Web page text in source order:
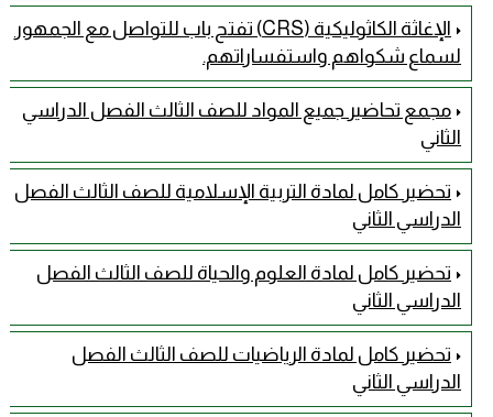
الإغاثة الكاثوليكية (CRS) تفتح باب للتواصل مع الجمهور
لسماع شكواهم واستفساراتهم.
مجمع تحاضير جميع المواد للصف الثالث الفصل الدراسي
الثاني
تحضير كامل لمادة التربية الإسلامية للصف الثالث الفصل
الدراسي الثاني
تحضير كامل لمادة العلوم والحياة للصف الثالث الفصل
الدراسي الثاني
تحضير كامل لمادة الرياضيات للصف الثالث الفصل
الدراسي الثاني